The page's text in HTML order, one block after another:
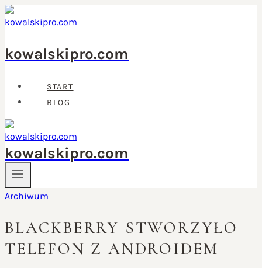
Przejdź
do
kowalskipro.com
START
BLOG
kowalskipro.com
Archiwum
BLACKBERRY STWORZYŁO
TELEFON Z ANDROIDEM